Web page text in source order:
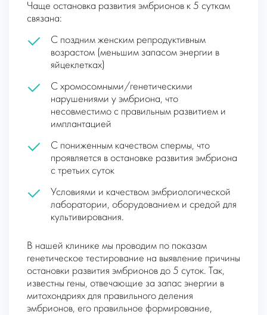
Чаще остановка развития эмбрионов к 5 суткам
связана:
С поздним женским репродуктивным
возрастом (меньшим запасом энергии в
яйцеклетках)
С хромосомными/генетическими
нарушениями у эмбриона, что
несовместимо с правильным развитием и
имплантацией
С пониженным качеством спермы, что
проявляется в остановке развития эмбриона
с третьих суток
Условиями и качеством эмбриологической
лаборатории, оборудованием и средой для
культивирования.
В нашей клинике мы проводим по показам
генетическое тестирование на выявление причины
остановки развития эмбрионов до 5 суток. Так,
известны гены, отвечающие за запас энергии в
митохондриях для правильного деления
эмбрионов, его правильное формирование,